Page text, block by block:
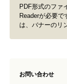
PDF形式のファ
Readerが必要で
は、バナーのリ
お問い合わせ